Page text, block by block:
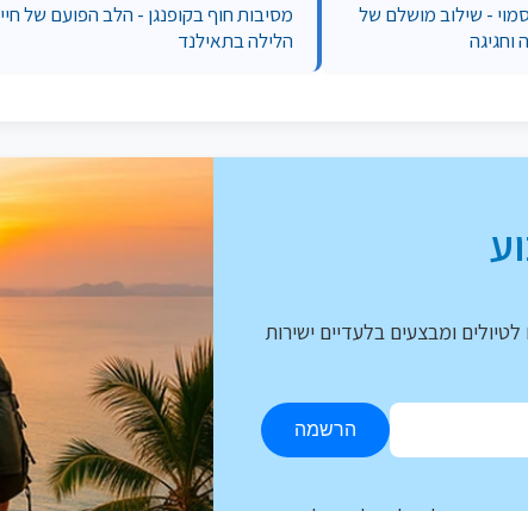
- שילוב מושלם של
וחגיגה
מסיבות חוף בקופנגן - הלב הפועם של חיי
הלילה בתאילנד
ומבצעים בלעדיים ישירות
הרשמה